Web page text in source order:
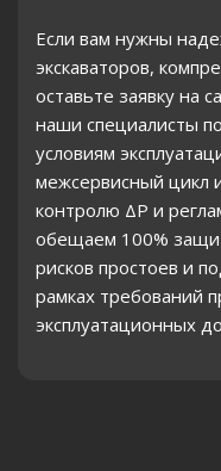
Если вам нужны
экскаваторов,
оставьте заявку на
наши специалисты
условиям
межсервисный цикл
контролю ΔP и
обещаем 100%
рисков простоев и
рамках требований
эксплуатационных